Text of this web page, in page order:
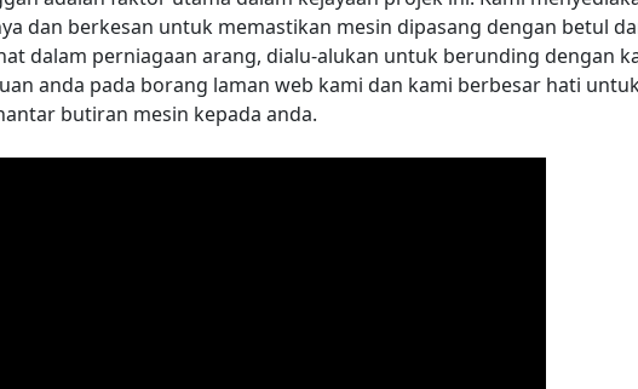
dan berkesan untuk memastikan mesin dipasang dengan betul
dalam perniagaan arang, dialu-alukan untuk berunding dengan
anda pada borang laman web kami dan kami berbesar hati
butiran mesin kepada anda.